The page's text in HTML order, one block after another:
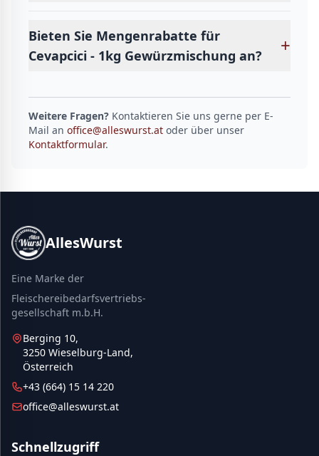
Bieten Sie Mengenrabatte für
Cevapcici - 1kg Gewürzmischung an?
+
Weitere Fragen? Kontaktieren Sie uns gerne per E-
Mail an office@alleswurst.at oder über unser
Kontaktformular.
AllesWurst
Eine Marke der
Fleischereibedarfsvertriebs-
gesellschaft m.b.H.
Berging 10,
3250 Wieselburg-Land,
Österreich
+43 (664) 15 14 220
office@alleswurst.at
Schnellzugriff